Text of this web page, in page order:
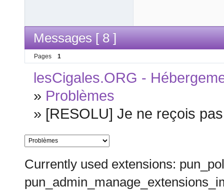
Messages [ 8 ]
Pages 1
lesCigales.ORG -
» Problèmes
» [RESOLU] Je ne reçois
Currently used extensions: